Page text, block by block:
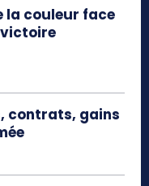
la couleur face
contrats, gains